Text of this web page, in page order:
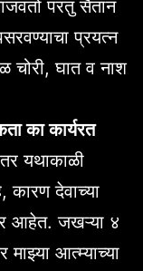
परंतु सैतान
प्रयत्न
चोरी, घात व नाश
का कार्यरत
यथाकाळी
देवाच्या
आहेत. जखऱ्या ४
आत्म्याच्या